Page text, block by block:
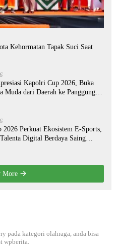
Kehormatan Tapak Suci Saat
Kapolri Cup 2026, Buka
Muda dari Daerah ke Panggung
2026 Perkuat Ekosistem E-Sports,
Digital Berdaya Saing
More
pada kategori olahraga, anda bisa
wpberita.